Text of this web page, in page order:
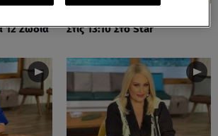
είναι
12 Ζώδια
Στις 13:10 Στο Star